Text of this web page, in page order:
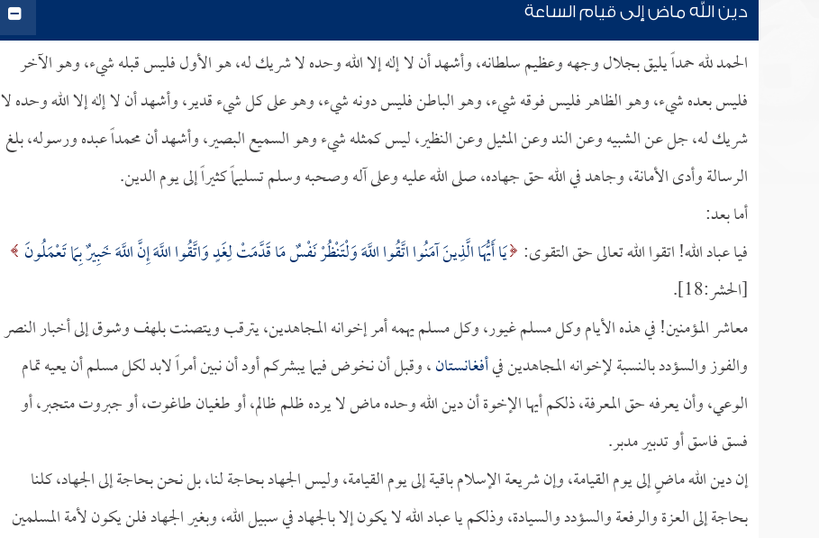
دين الله ماض إلى قيام الساعة
الحمد لله حمداً يليق بجلال وجهه وعظيم سلطانه، وأشهد أن لا إله إلا الله وحده لا شريك له، هو الأول فليس قبله شيء، وهو الآخر
فليس بعده شيء، وهو الظاهر فليس فوقه شيء، وهو الباطن فليس دونه شيء، وهو على كل شيء قدير، وأشهد أن لا إله إلا الله وحده لا
شريك له، جل عن الشبيه وعن الند وعن المثيل وعن النظير، ليس كمثله شيء وهو السميع البصير، وأشهد أن محمداً عبده ورسوله، بلغ
الرسالة وأدى الأمانة، وجاهد في الله حق جهاده، صلى الله عليه وعلى آله وصحبه وسلم تسليماً كثيراً إلى يوم الدين.
أما بعد:
فيا عباد الله! اتقوا الله تعالى حق التقوى: يَا أَيُّهَا الَّذِينَ آمَنُوا اتَّقُوا اللَّهَ وَلْتَنْظُرْ نَفْسٌ مَا قَدَّمَتْ لِغَدٍ وَاتَّقُوا اللَّهَ إِنَّ اللَّهَ خَبِيرٌ بِمَا تَعْمَلُونَ
[الحشر:18].
معاشر المؤمنين! في هذه الأيام وكل مسلم غيور، وكل مسلم يهمه أمر إخوانه المجاهدين، يترقب ويتصنت بلهف وشوق إلى أخبار النصر
والفوز والسؤدد بالنسبة لإخوانه المجاهدين فيأفغانستان، وقبل أن نخوض فيما يبشركم أود أن نبين أمراً لابد لكل مسلم أن يعيه تمام
الوعي، وأن يعرفه حق المعرفة، ذلكم أيها الإخوة أن دين الله وحده ماض لا يرده ظلم ظالم، أو طغيان طاغوت، أو جبروت متجبر، أو
فسق فاسق أو تدبير مدبر.
إن دين الله ماضٍ إلى يوم القيامة، وإن شريعة الإسلام باقية إلى يوم القيامة، وليس الجهاد بحاجة لنا، بل نحن بحاجة إلى الجهاد، كلنا
بحاجة إلى العزة والرفعة والسؤدد والسيادة، وذلكم يا عباد الله لا يكون إلا بالجهاد في سبيل الله، وبغير الجهاد فلن يكون لأمة المسلمين